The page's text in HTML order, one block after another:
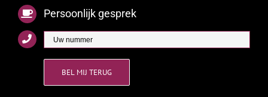
Persoonlijk gesprek